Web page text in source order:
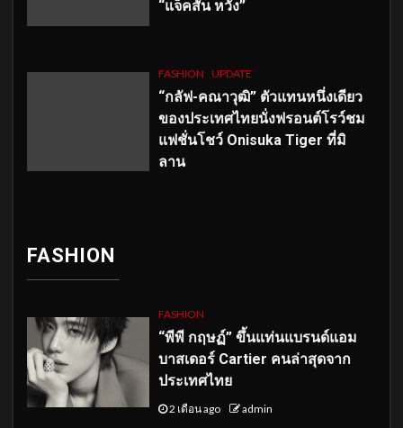
“แจ็คสัน หวัง”
FASHION UPDATE
“กลัฟ-คณาวุฒิ” ตัวแทนหนึ่งเดียว
ของประเทศไทยนั่งฟรอนต์โรว์ชม
แฟชั่นโชว์ Onisuka Tiger ที่มิ
ลาน
FASHION
FASHION
“พีพี กฤษฏ์” ขึ้นแท่นแบรนด์แอม
บาสเดอร์ Cartier คนล่าสุดจาก
ประเทศไทย
2 เดือน ago admin